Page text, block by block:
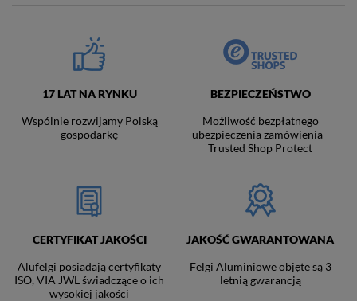
17 LAT NA RYNKU
Wspólnie rozwijamy Polską
gospodarkę
BEZPIECZEŃSTWO
Możliwość bezpłatnego
ubezpieczenia zamówienia -
Trusted Shop Protect
CERTYFIKAT JAKOŚCI
Alufelgi posiadają certyfikaty
ISO, VIA JWL świadczące o ich
wysokiej jakości
JAKOŚĆ GWARANTOWANA
Felgi Aluminiowe objęte są 3
letnią gwarancją